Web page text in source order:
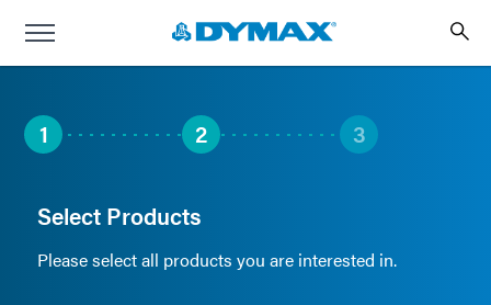
1 2 3
Select Products
Please select all products you are interested in.